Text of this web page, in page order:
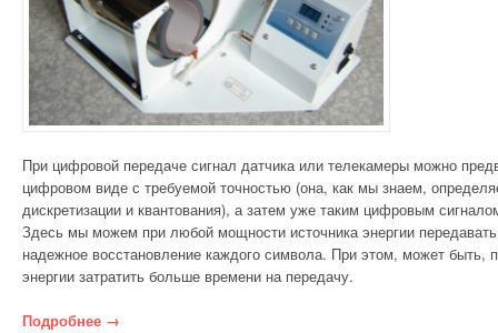
При цифровой передаче сигнал датчика или телека­меры можно
цифровом виде с требуемой точностью (она, как мы знаем,
дискретизации и квантования), а затем уже таким цифровым
Здесь мы можем при любой мощности источника энергии передавать
надежное восстановление каждого симво­ла. При этом, может быть,
энергии затратить больше времени на передачу.
Подробнее «Цифровая передача»
→